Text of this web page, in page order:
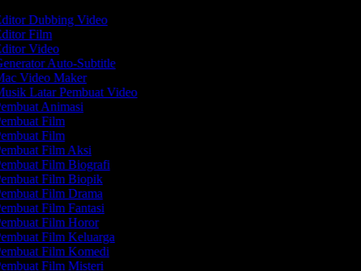
Dubbing Video
Film
Video
Auto-Subtitle
Video Maker
Latar Pembuat Video
Animasi
Film
Film
Film Aksi
Film Biografi
Film Biopik
Film Drama
Film Fantasi
Film Horor
Film Keluarga
Film Komedi
Film Misteri